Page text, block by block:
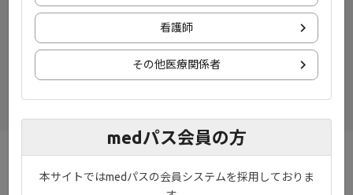
看護師
その他医療関係者
medパス会員の方
本サイトではmedパスの会員システムを採用しておりま